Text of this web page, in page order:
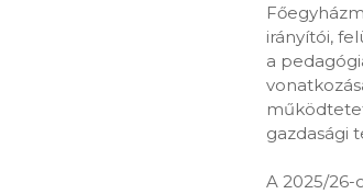
irányítói,
a
gazdasági
A 2025/26-